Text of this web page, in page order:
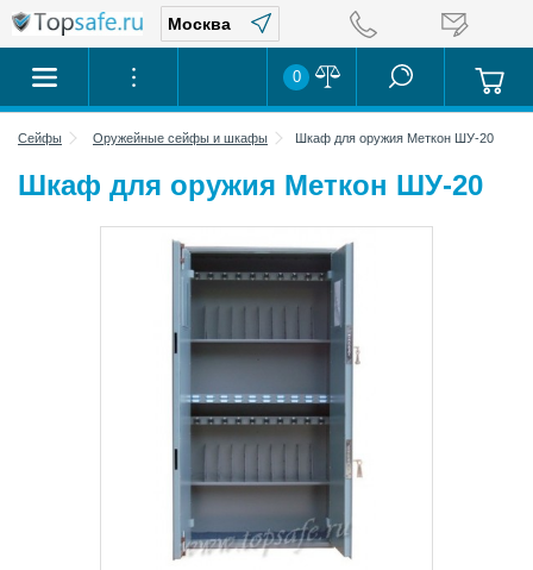
0
Сейфы Оружейные сейфы и шкафы Шкаф для оружия Меткон ШУ-20
Шкаф для оружия Меткон ШУ-20